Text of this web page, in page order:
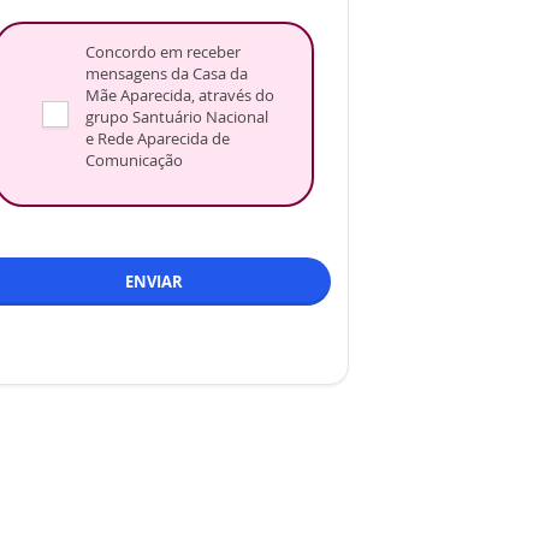
Concordo em receber
mensagens da Casa da
Mãe Aparecida, através do
grupo Santuário Nacional
e Rede Aparecida de
Comunicação
ENVIAR